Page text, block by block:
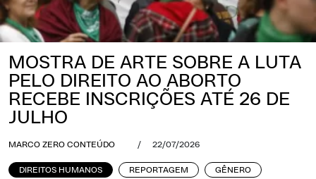
MOSTRA DE ARTE SOBRE A LUTA
PELO DIREITO AO ABORTO
RECEBE INSCRIÇÕES ATÉ 26 DE
JULHO
MARCO ZERO CONTEÚDO / 22/07/2026
DIREITOS HUMANOS REPORTAGEM GÊNERO